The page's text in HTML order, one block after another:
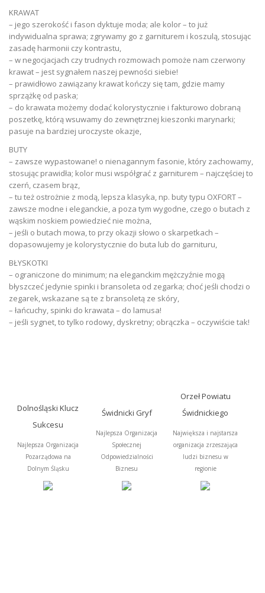
KRAWAT
– jego szerokość i fason dyktuje moda; ale kolor – to już
indywidualna sprawa; zgrywamy go z garniturem i koszulą, stosując
zasadę harmonii czy kontrastu,
– w negocjacjach czy trudnych rozmowach pomoże nam czerwony
krawat – jest sygnałem naszej pewności siebie!
– prawidłowo zawiązany krawat kończy się tam, gdzie mamy
sprzążkę od paska;
– do krawata możemy dodać kolorystycznie i fakturowo dobraną
poszetkę, którą wsuwamy do zewnętrznej kieszonki marynarki;
pasuje na bardziej uroczyste okazje,
BUTY
– zawsze wypastowane! o nienagannym fasonie, który zachowamy,
stosując prawidła; kolor musi współgrać z garniturem – najczęściej to
czerń, czasem brąz,
– tu też ostrożnie z modą, lepsza klasyka, np. buty typu OXFORT –
zawsze modne i eleganckie, a poza tym wygodne, czego o butach z
wąskim noskiem powiedzieć nie można,
– jeśli o butach mowa, to przy okazji słowo o skarpetkach –
dopasowujemy je kolorystycznie do buta lub do garnituru,
BŁYSKOTKI
– ograniczone do minimum; na eleganckim mężczyźnie mogą
błyszczeć jedynie spinki i bransoleta od zegarka; choć jeśli chodzi o
zegarek, wskazane są te z bransoletą ze skóry,
– łańcuchy, spinki do krawata – do lamusa!
– jeśli sygnet, to tylko rodowy, dyskretny; obrączka – oczywiście tak!
Dolnośląski Klucz
Sukcesu
Najlepsza Organizacja
Pozarządowa na
Dolnym Śląsku
Świdnicki Gryf
Najlepsza Organizacja
Społecznej
Odpowiedzialności
Biznesu
Orzeł Powiatu
Świdnickiego
Największa i najstarsza
organizacja zrzeszająca
ludzi biznesu w
regionie